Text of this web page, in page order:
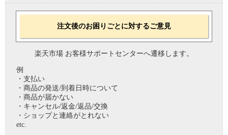
注文後のお困りごとに対するご意見
楽天市場 お客様サポートセンターへ遷移します。
例
・支払い
・商品の発送/到着日時について
・商品が届かない
・キャンセル/返金/返品/交換
・ショップと連絡がとれない
etc.